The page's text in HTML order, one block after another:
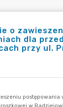
o
dla
przy ul.